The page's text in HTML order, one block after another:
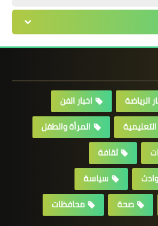
الرياضة
اخبار الفن
التعليمية
المرأة والطفل
ثقافة
سياسة
صحة
محافظات